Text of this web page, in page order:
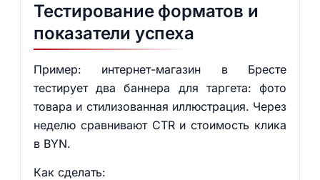
Тестирование форматов и
показатели успеха
Пример: интернет-магазин в Бресте
тестирует два баннера для таргета: фото
товара и стилизованная иллюстрация. Через
неделю сравнивают CTR и стоимость клика
в BYN.
Как сделать: